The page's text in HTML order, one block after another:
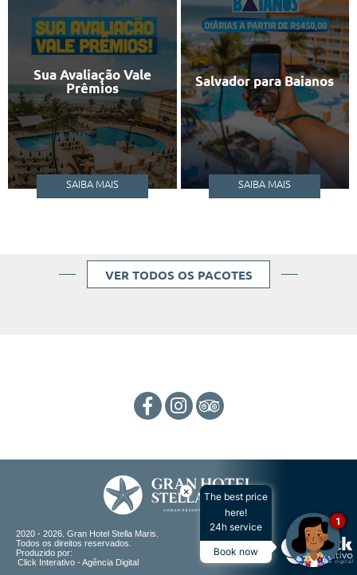
Sua Avaliação Vale
Prêmios
SAIBA MAIS
Salvador para Baianos
SAIBA MAIS
VER TODOS OS PACOTES
2020 - 2026. Gran Hotel Stella Maris.
Todos os direitos reservados.
Produzido por:
Click Interativo - Agência Digital
×
The best price
here!
24h service
Book now
1